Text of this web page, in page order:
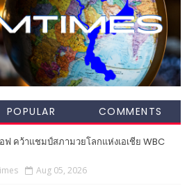
POPULAR COMMENTS
ฟ คว้าแชมป์สภามวยโลกแห่งเอเชีย WBC
Aug 05, 2026